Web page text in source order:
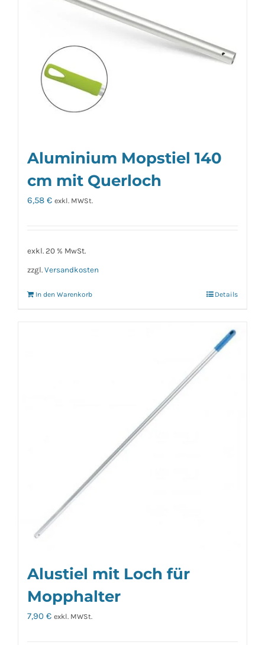
Aluminium Mopstiel 140
cm mit Querloch
6,58 € exkl. MWSt.
exkl. 20 % MwSt.
zzgl. Versandkosten
In den Warenkorb Details
Alustiel mit Loch für
Mopphalter
7,90 € exkl. MWSt.